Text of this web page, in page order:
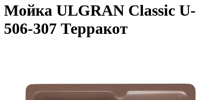
Мойка ULGRAN Classic U-
506-307 Терракот